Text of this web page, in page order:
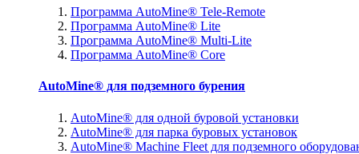
Программа AutoMine® Tele-Remote
Программа AutoMine® Lite
Программа AutoMine® Multi-Lite
Программа AutoMine® Core
AutoMine® для подземного бурения
AutoMine® для одной буровой установки
AutoMine® для парка буровых установок
AutoMine® Machine Fleet для подземного